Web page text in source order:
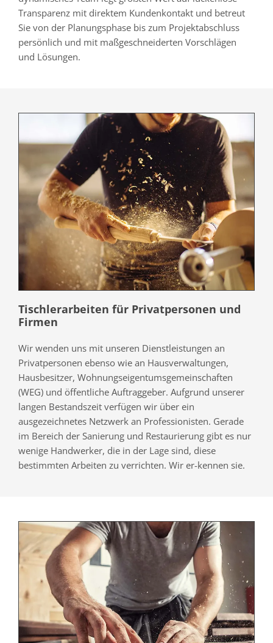
Transparenz mit direktem Kundenkontakt und betreut
Sie von der Planungsphase bis zum Projektabschluss
persönlich und mit maßgeschneiderten Vorschlägen
und Lösungen.
Tischlerarbeiten für Privatpersonen und
Firmen
Wir wenden uns mit unseren Dienstleistungen an
Privatpersonen ebenso wie an Hausverwaltungen,
Hausbesitzer, Wohnungseigentumsgemeinschaften
(WEG) und öffentliche Auftraggeber. Aufgrund unserer
langen Bestandszeit verfügen wir über ein
ausgezeichnetes Netzwerk an Professionisten. Gerade
im Bereich der Sanierung und Restaurierung gibt es nur
wenige Handwerker, die in der Lage sind, diese
bestimmten Arbeiten zu verrichten. Wir er-kennen sie.